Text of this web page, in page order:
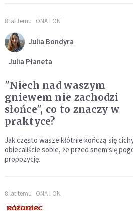
8 lat temu ONA I ON
Julia Bondyra
Julia Płaneta
"Niech nad waszym
gniewem nie zachodzi
słońce", co to znaczy w
praktyce?
Jak często wasze kłótnie kończą się
obiecaliście sobie, że przed snem się
propozycję.
8 lat temu ONA I ON